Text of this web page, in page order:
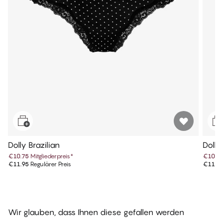
Dolly Brazilian
€10.75 Mitgliederpreis*
€11.95 Regulärer Preis
Dolly
€10.75
€11.95
Wir glauben, dass Ihnen diese gefallen werden